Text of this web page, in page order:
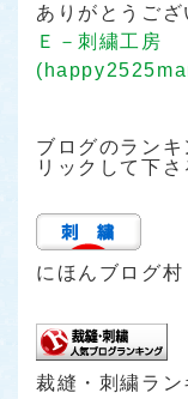
ありがとうござ
Ｅ－刺繍工
ブログのラン
リックして下
にほんブログ村
裁縫・刺繍ラン